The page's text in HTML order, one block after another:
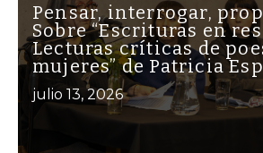
Pensar, interrogar,
Sobre “Escrituras en
Lecturas críticas de
mujeres” de Patricia
julio 13, 2026